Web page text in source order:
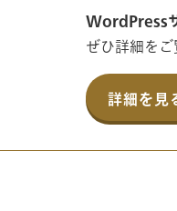
WordPress
ぜひ詳細をご
詳細を見